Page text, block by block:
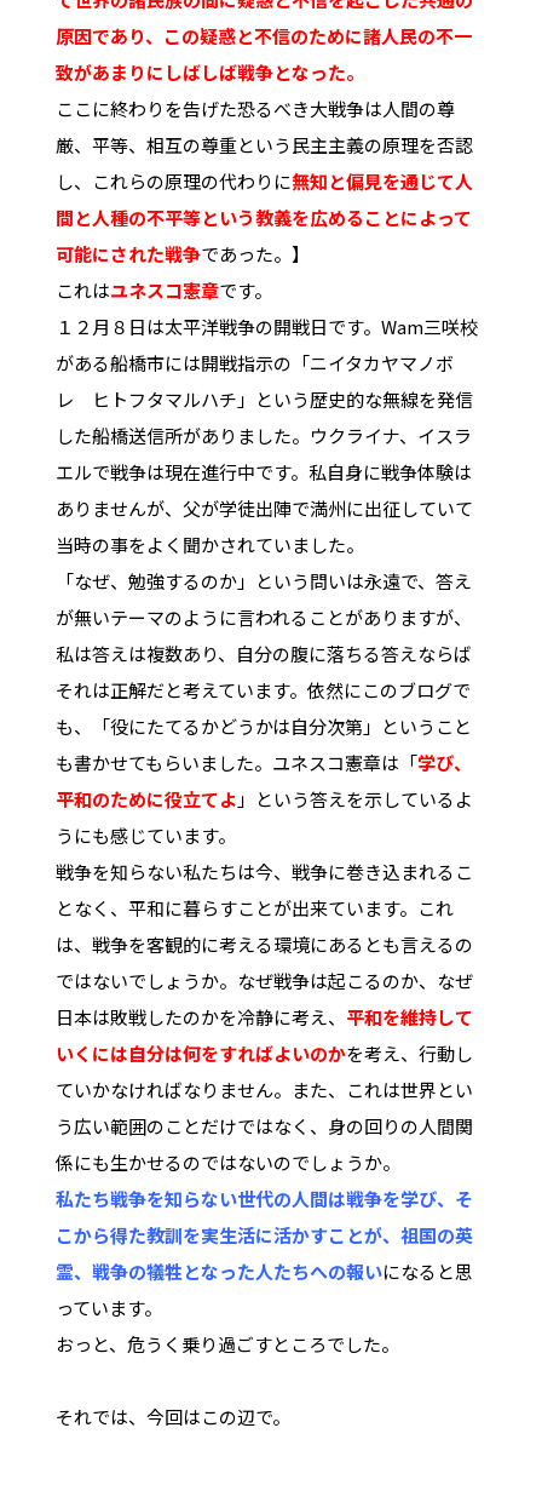
原因であり、この疑惑と不信のために諸人民の不一
致があまりにしばしば戦争となった。
ここに終わりを告げた恐るべき大戦争は人間の尊
厳、平等、相互の尊重という民主主義の原理を否認
し、これらの原理の代わりに無知と偏見を通じて人
間と人種の不平等という教義を広めることによって
可能にされた戦争であった。】
これはユネスコ憲章です。
１２月８日は太平洋戦争の開戦日です。Wam三咲校
がある船橋市には開戦指示の「ニイタカヤマノボ
レ ヒトフタマルハチ」という歴史的な無線を発信
した船橋送信所がありました。ウクライナ、イスラ
エルで戦争は現在進行中です。私自身に戦争体験は
ありませんが、父が学徒出陣で満州に出征していて
当時の事をよく聞かされていました。
「なぜ、勉強するのか」という問いは永遠で、答え
が無いテーマのように言われることがありますが、
私は答えは複数あり、自分の腹に落ちる答えならば
それは正解だと考えています。依然にこのブログで
も、「役にたてるかどうかは自分次第」ということ
も書かせてもらいました。ユネスコ憲章は「学び、
平和のために役立てよ 」という答えを示しているよ
うにも感じています。
戦争を知らない私たちは今、戦争に巻き込まれるこ
となく、平和に暮らすことが出来ています。これ
は、戦争を客観的に考える環境にあるとも言えるの
ではないでしょうか。なぜ戦争は起こるのか、なぜ
日本は敗戦したのかを冷静に考え、 平和を維持して
いくには自分は何をすればよいのかを考え、行動し
ていかなければなりません。また、これは世界とい
う広い範囲のことだけではなく、 身の回りの人間関
係にも生かせるのではないのでしょうか。
私たち戦争を知らない世代の人間は戦争を学び、そ
こから得た教訓を実生活に活かすことが、祖国の英
霊、戦争の犠牲となった人たちへの報いになると思
っています。
おっと、危うく乗り過ごすところでした。
それでは、今回はこの辺で。